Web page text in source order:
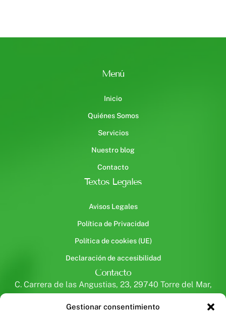
Gestionar consentimiento
Menú
Inicio
Quiénes Somos
Servicios
Nuestro blog
Contacto
Textos Legales
Avisos Legales
Política de Privacidad
Política de cookies (UE)
Declaración de accesibilidad
Contacto
C. Carrera de las Angustias, 23, 29740 Torre del Mar,
Málaga
+34 665 61 27 56